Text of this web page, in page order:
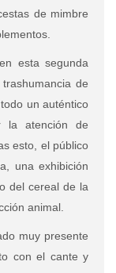
de mimbre
esta segunda
de
un auténtico
la atención de
esto, el público
una exhibición
del cereal de la
animal.
muy presente
con el cante y